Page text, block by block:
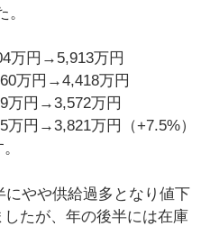
万円→5,913万円
万円→4,418万円
万円→3,572万円
万円→3,821万円（+7.5%）
にやや供給過多となり値下
たが、年の後半には在庫